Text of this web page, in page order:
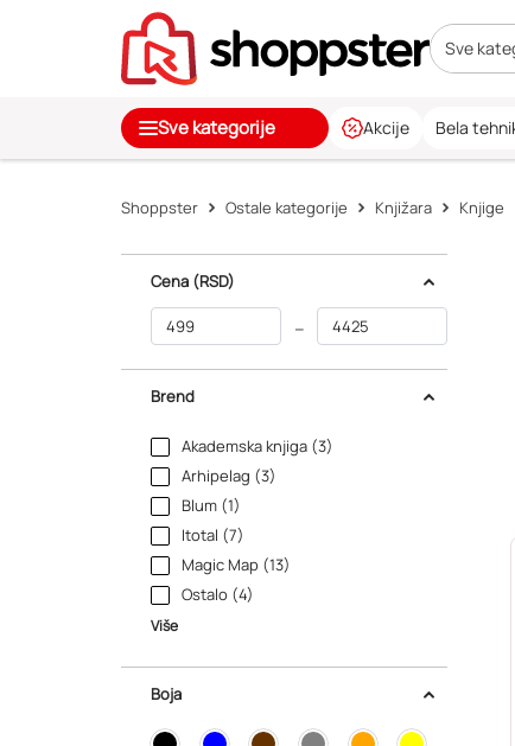
Sve
Sve kategorije Akcije Bela
Shoppster Ostale kategorije Knjižara Knjige
Cena (RSD)
–
Brend
Akademska knjiga (3)
Arhipelag (3)
Blum (1)
Itotal (7)
Magic Map (13)
Ostalo (4)
Više
Boja